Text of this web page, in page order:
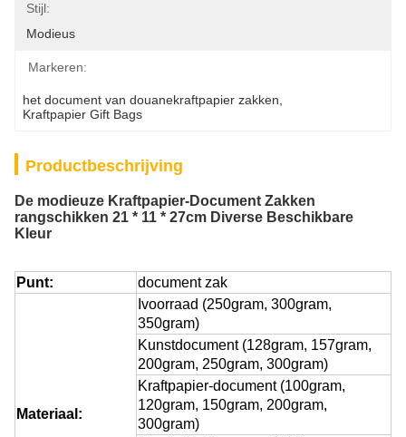
Stijl:
Modieus
Markeren:
het document van douanekraftpapier zakken
Kraftpapier Gift Bags
Productbeschrijving
De modieuze Kraftpapier-Document Zakken
rangschikken 21 * 11 * 27cm Diverse Beschikbare
Kleur
Punt: document zak
Materiaal:
Ivoorraad (250gram, 300gram,
350gram)
Kunstdocument (128gram, 157gram,
200gram, 250gram, 300gram)
Kraftpapier-document (100gram,
120gram, 150gram, 200gram,
300gram)